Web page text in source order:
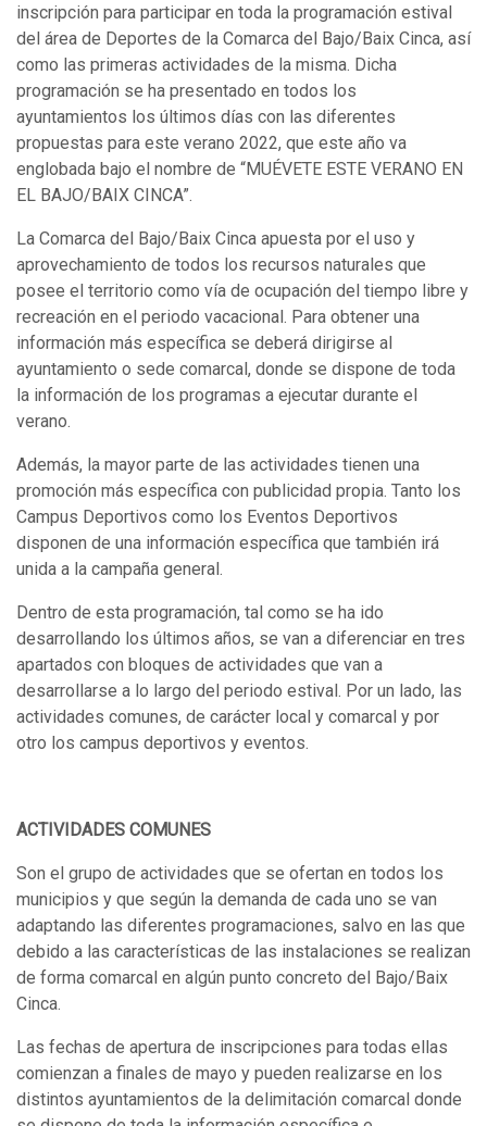
inscripción para participar en toda la programación estival
del área de Deportes de la Comarca del Bajo/Baix Cinca, así
como las primeras actividades de la misma. Dicha
programación se ha presentado en todos los
ayuntamientos los últimos días con las diferentes
propuestas para este verano 2022, que este año va
englobada bajo el nombre de “MUÉVETE ESTE VERANO EN
EL BAJO/BAIX CINCA”.
La Comarca del Bajo/Baix Cinca apuesta por el uso y
aprovechamiento de todos los recursos naturales que
posee el territorio como vía de ocupación del tiempo libre y
recreación en el periodo vacacional. Para obtener una
información más específica se deberá dirigirse al
ayuntamiento o sede comarcal, donde se dispone de toda
la información de los programas a ejecutar durante el
verano.
Además, la mayor parte de las actividades tienen una
promoción más específica con publicidad propia. Tanto los
Campus Deportivos como los Eventos Deportivos
disponen de una información específica que también irá
unida a la campaña general.
Dentro de esta programación, tal como se ha ido
desarrollando los últimos años, se van a diferenciar en tres
apartados con bloques de actividades que van a
desarrollarse a lo largo del periodo estival. Por un lado, las
actividades comunes, de carácter local y comarcal y por
otro los campus deportivos y eventos.
ACTIVIDADES COMUNES
Son el grupo de actividades que se ofertan en todos los
municipios y que según la demanda de cada uno se van
adaptando las diferentes programaciones, salvo en las que
debido a las características de las instalaciones se realizan
de forma comarcal en algún punto concreto del Bajo/Baix
Cinca.
Las fechas de apertura de inscripciones para todas ellas
comienzan a finales de mayo y pueden realizarse en los
distintos ayuntamientos de la delimitación comarcal donde